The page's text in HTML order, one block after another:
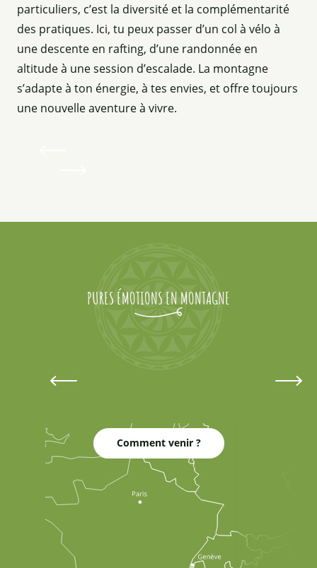
particuliers, c’est la diversité et la complémentarité
des pratiques. Ici, tu peux passer d’un col à vélo à
une descente en rafting, d’une randonnée en
altitude à une session d’escalade. La montagne
s’adapte à ton énergie, à tes envies, et offre toujours
une nouvelle aventure à vivre.
PURES ÉMOTIONS EN MONTAGNE
Comment venir ?